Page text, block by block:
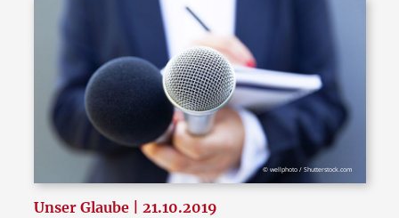
© wellphoto / Shutterstock.com
Unser Glaube | 21.10.2019